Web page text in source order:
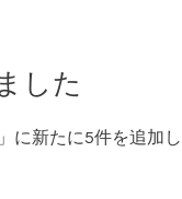
した
に新たに5件を追加し